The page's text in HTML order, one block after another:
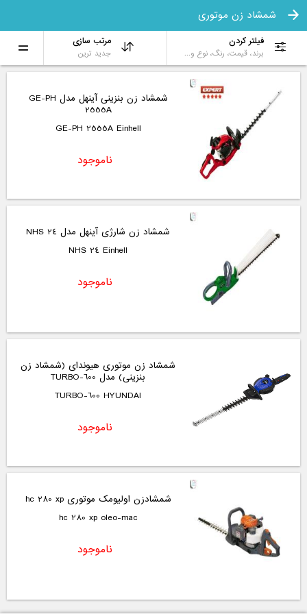
شمشاد زن موتوری
فیلتر کردن
برند، قیمت، رنگ، نوع و...
مرتب سازی
جدید ترین
شمشاد زن بنزینی آینهل مدل GE-PH
2555A
GE-PH 2555A Einhell
ناموجود
شمشاد زن شارژی آینهل مدل NHS 24
NHS 24 Einhell
ناموجود
شمشاد زن موتوری هیوندای (شمشاد زن
بنزینی) مدل TURBO-600
TURBO-600 HYUNDAI
ناموجود
شمشادزن اولیومک موتوری hc 280 xp
hc 280 xp oleo-mac
ناموجود